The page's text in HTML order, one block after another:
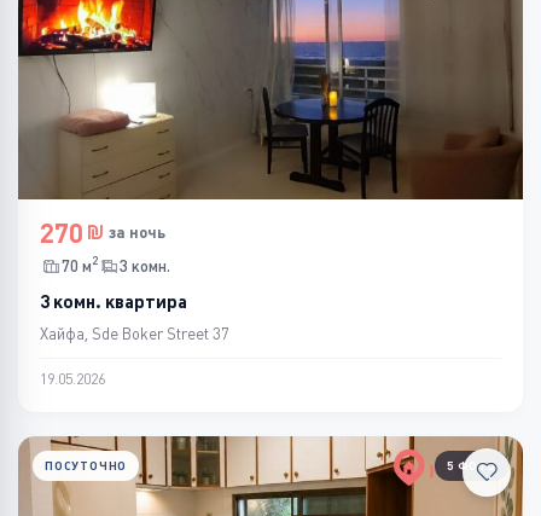
270
за ночь
70 м2 3 комн.
3 комн. квартира
Хайфа, Sde Boker Street 37
19.05.2026
5 ФОТО
ПОСУТОЧНО